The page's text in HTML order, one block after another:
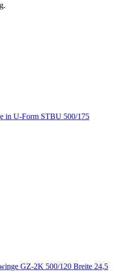
in U-Form STBU 500/175
GZ-2K 500/120 Breite 24,5